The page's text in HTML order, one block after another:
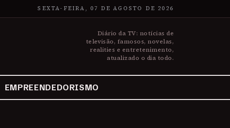
SEXTA-FEIRA, 07 DE AGOSTO DE 2026
Diário da TV: notícias de
televisão, famosos, novelas,
realities e entretenimento,
atualizado o dia todo.
EMPREENDEDORISMO